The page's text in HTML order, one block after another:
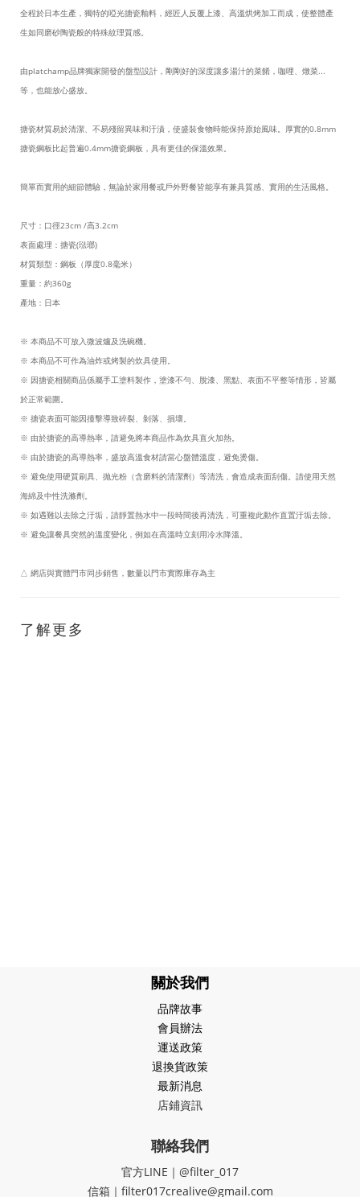
全程於日本生產，獨特的啞光搪瓷釉料，經匠人反覆上漆、高溫烘烤加工而成，使整體產
生如同磨砂陶瓷般的特殊紋理質感。
由platchamp品牌獨家開發的盤型設計，剛剛好的深度讓多湯汁的菜餚，咖哩、燉菜...
等，也能放心盛放。
搪瓷材質易於清潔、不易殘留異味和汙漬，使盛裝食物時能保持原始風味。厚實的0.8mm
搪瓷鋼板比起普遍0.4mm搪瓷鋼板，具有更佳的保溫效果。
簡單而實用的細節體驗，無論於家用餐或戶外野餐皆能享有兼具質感、實用的生活風格。
尺寸：口徑23cm /高3.2cm
表面處理：搪瓷(琺瑯)
材質類型：鋼板（厚度0.8毫米）
重量：約360g
產地：日本
※ 本商品不可放入微波爐及洗碗機。
※ 本商品不可作為油炸或烤製的炊具使用。
※ 因搪瓷相關商品係屬手工塗料製作，塗漆不勻、脫漆、黑點、表面不平整等情形，皆屬
於正常範圍。
※ 搪瓷表面可能因撞擊導致碎裂、剝落、損壞。
※ 由於搪瓷的高導熱率，請避免將本商品作為炊具直火加熱。
※ 由於搪瓷的高導熱率，盛放高溫食材請當心盤體溫度，避免燙傷。
※ 避免使用硬質刷具、抛光粉（含磨料的清潔劑）等清洗，會造成表面刮傷。請使用天然
海綿及中性洗滌劑。
※ 如遇難以去除之汙垢，請靜置熱水中一段時間後再清洗，可重複此動作直置汙垢去除。
※ 避免讓餐具突然的溫度變化，例如在高溫時立刻用冷水降溫。
△ 網店與實體門市同步銷售，數量以門市實際庫存為主
了解更多
關於我們
品牌故事
會員辦法
運送政策
退換貨政策
最新消息
店鋪資訊
聯絡我們
官方LINE｜@filter_017
信箱｜filter017crealive@gmail.com